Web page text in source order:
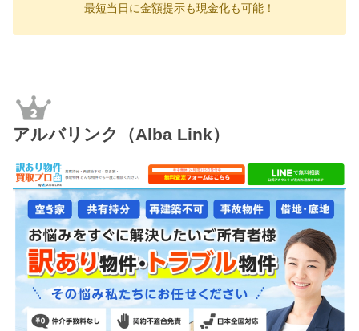
最短当日に金額提示も現金化も可能！
アルバリンク（Alba Link）